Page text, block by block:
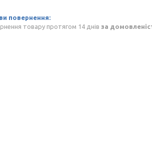
товару протягом 14 днів за